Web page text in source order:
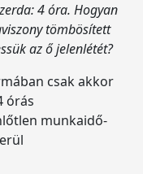
4 óra. Hogyan
tömbösített
az ő jelenlétét?
csak akkor
órás
munkaidő-